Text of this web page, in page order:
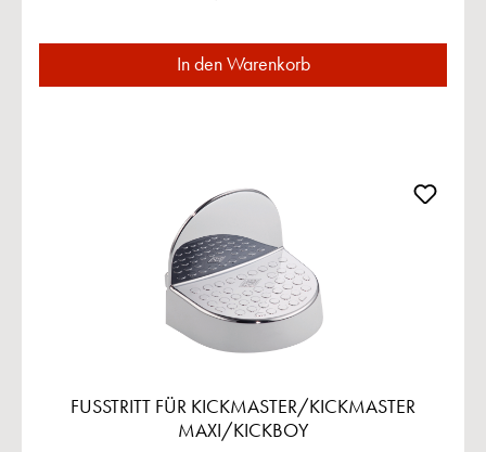
In den Warenkorb
FUSSTRITT FÜR KICKMASTER/KICKMASTER
MAXI/KICKBOY